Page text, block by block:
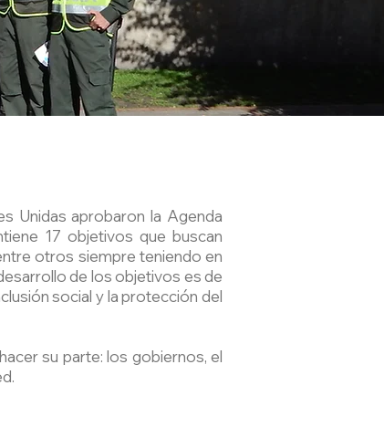
Unidas aprobaron la Agenda
17 objetivos que buscan
otros siempre teniendo en
de los objetivos es de
social y la protección del
su parte: los gobiernos, el